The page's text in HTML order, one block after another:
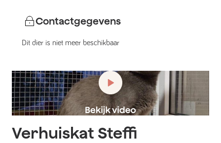
Contactgegevens
Dit dier is niet meer beschikbaar
Verhuiskat Steffi